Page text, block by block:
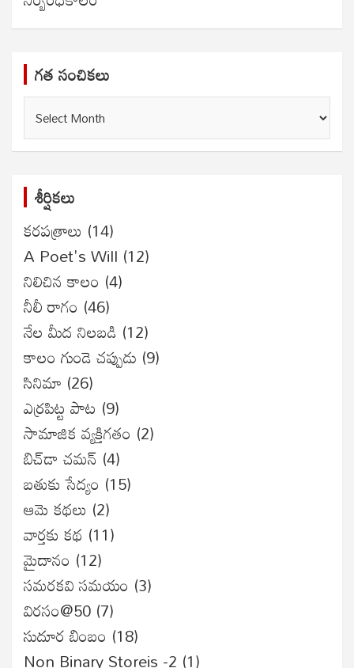
గత సంచికలు
గత
సంచికలు
శీర్షికలు
కరపత్రాలు (14)
A Poet's Will (12)
నిలిచిన కాలం (4)
నీలీ రాగం (46)
నేల మీద నిలబడి (12)
కాలం గుండె చప్పుడు (9)
సినిమా (26)
ఎర్రపిట్ట పాట (9)
సామాజిక వ్యక్తిగతం (2)
బిచ్‌డా చమన్ (4)
బతుకు సేద్యం (15)
ఆమె కథలు (2)
వార్తకు కథ (11)
మైదానం (12)
సమరకవి సమయం (3)
విరసం@50 (7)
సుదూర బింబం (18)
Non Binary Storeis -2 (1)